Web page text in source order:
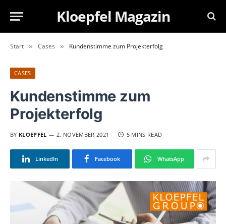
Kloepfel Magazin
Start » Cases » Kundenstimme zum Projekterfolg
CASES
Kundenstimme zum
Projekterfolg
BY KLOEPFEL 2. NOVEMBER 2021 5 MINS READ
LinkedIn Facebook WhatsApp